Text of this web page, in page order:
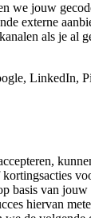
we jouw
externe
als je al
LinkedIn,
basis van jouw
hiervan